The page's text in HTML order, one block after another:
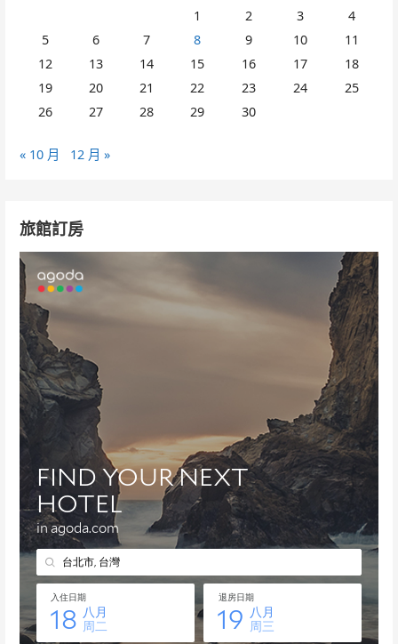
1
2 3
4
5
6 7 8 9 10
11
12
13 14 15 16 17
18
19
20 21 22 23 24
25
26
27 28 29 30
« 10 月 12 月 »
旅館訂房